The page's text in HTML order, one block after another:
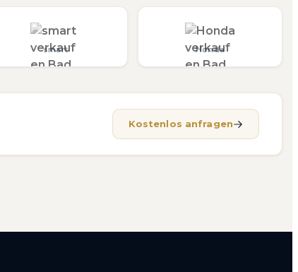
smart Honda
Kostenlos anfragen